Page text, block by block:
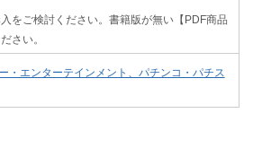
をご検討ください。書籍版が無い【PDF商品
さい。
・エンターテインメント、パチンコ・パチス